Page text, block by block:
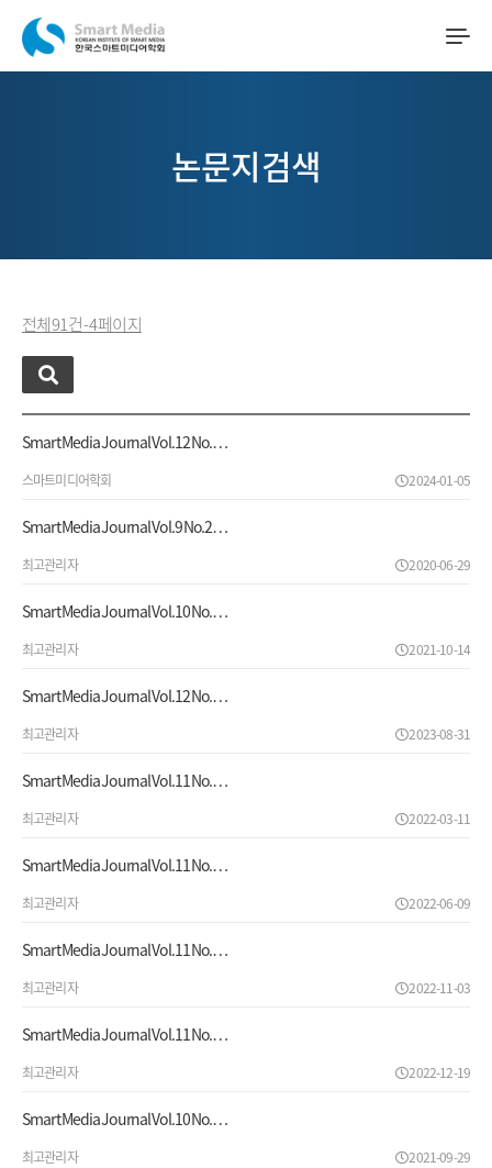
논문지검색
전체 91 건 - 4 페이지
Smart Media Journal Vol.12 No.…
스마트미디어학회 2024-01-05
Smart Media Journal Vol.9 No.2…
최고관리자 2020-06-29
Smart Media Journal Vol.10 No.…
최고관리자 2021-10-14
Smart Media Journal Vol.12 No.…
최고관리자 2023-08-31
Smart Media Journal Vol.11 No.…
최고관리자 2022-03-11
Smart Media Journal Vol.11 No.…
최고관리자 2022-06-09
Smart Media Journal Vol.11 No.…
최고관리자 2022-11-03
Smart Media Journal Vol.11 No.…
최고관리자 2022-12-19
Smart Media Journal Vol.10 No.…
최고관리자 2021-09-29